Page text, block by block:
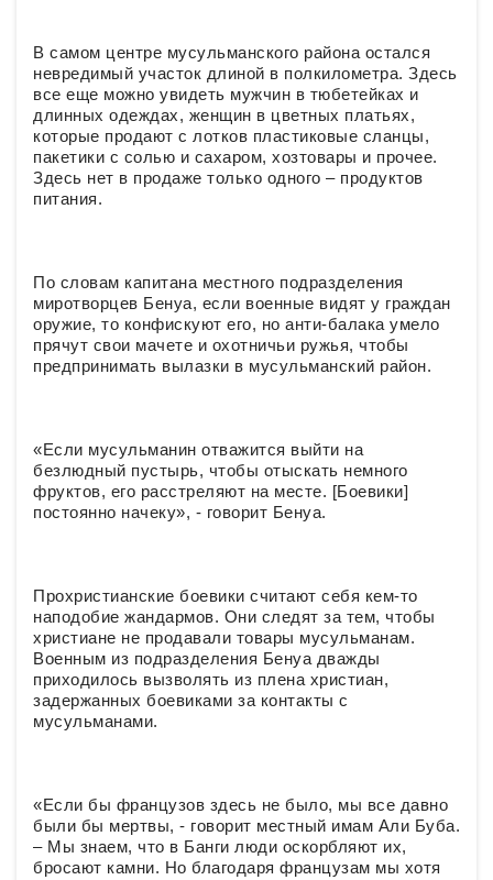
В самом центре мусульманского района остался
невредимый участок длиной в полкилометра. Здесь
все еще можно увидеть мужчин в тюбетейках и
длинных одеждах, женщин в цветных платьях,
которые продают с лотков пластиковые сланцы,
пакетики с солью и сахаром, хозтовары и прочее.
Здесь нет в продаже только одного – продуктов
питания.
По словам капитана местного подразделения
миротворцев Бенуа, если военные видят у граждан
оружие, то конфискуют его, но анти-балака умело
прячут свои мачете и охотничьи ружья, чтобы
предпринимать вылазки в мусульманский район.
«Если мусульманин отважится выйти на
безлюдный пустырь, чтобы отыскать немного
фруктов, его расстреляют на месте. [Боевики]
постоянно начеку», - говорит Бенуа.
Прохристианские боевики считают себя кем-то
наподобие жандармов. Они следят за тем, чтобы
христиане не продавали товары мусульманам.
Военным из подразделения Бенуа дважды
приходилось вызволять из плена христиан,
задержанных боевиками за контакты с
мусульманами.
«Если бы французов здесь не было, мы все давно
были бы мертвы, - говорит местный имам Али Буба.
– Мы знаем, что в Банги люди оскорбляют их,
бросают камни. Но благодаря французам мы хотя